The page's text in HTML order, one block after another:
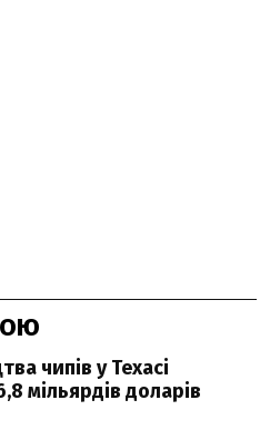
чипів у Техасі
мільярдів доларів